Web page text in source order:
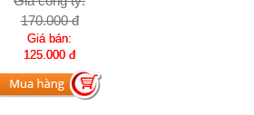
170.000 đ
Giá bán:
125.000 đ